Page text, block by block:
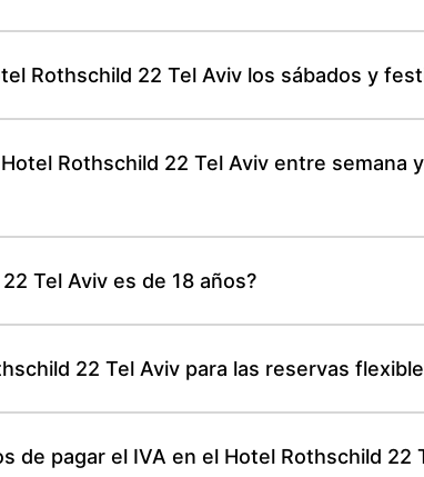
Rothschild 22 Tel Aviv los sábados y
Rothschild 22 Tel Aviv entre semana
Tel Aviv es de 18 años?
22 Tel Aviv para las reservas
pagar el IVA en el Hotel Rothschild 22